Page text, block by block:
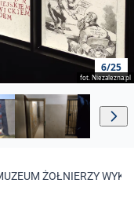
6/25
fot. Niezalezna.pl
ŻOŁNIERZY